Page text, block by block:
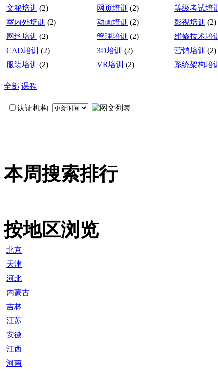
文秘培训 (2) 网页培训 (2)
等级考试培
室内外培训 (2) 动画培训 (2) 影视培训 (2)
网络培训 (2) 管理培训 (2)
维修技术培
CAD培训 (2) 3D培训 (2) 营销培训 (2)
服装培训 (2) VR培训 (2) 系统架构培
全部 课程
认证机构
本周搜索排行
按地区浏览
北京
天津
河北
内蒙古
吉林
江苏
安徽
江西
河南